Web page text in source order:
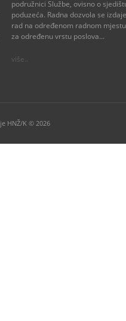
podružnici Službe, ovisno o
poduzeća. Radna dozvola se
rad na određenom radnom
za određenu vrstu poslova...
više..
HNŽ/K © 2026